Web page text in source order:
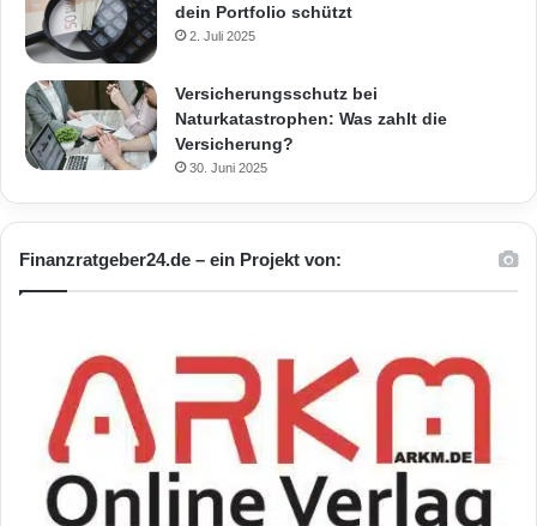
dein Portfolio schützt
2. Juli 2025
Versicherungsschutz bei
Naturkatastrophen: Was zahlt die
Versicherung?
30. Juni 2025
Finanzratgeber24.de – ein Projekt von: